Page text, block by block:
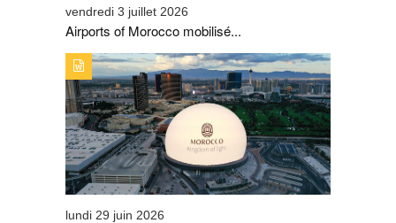
vendredi 3 juillet 2026
Airports of Morocco mobilisé...
TYPE DE PUBLICATION : A_LA_UNETITRE : AVEC LA
CAMPAGNE SUR LA SPHERE DE LAS VEGAS, L’ONMT
SIGNE UNE PREMIÈRE MONDIALE ET DÉCLENCHE UN
ENGOUEMENT AUTOUR DE LA MARQUE « VISIT
MOROCCO »
lundi 29 juin 2026